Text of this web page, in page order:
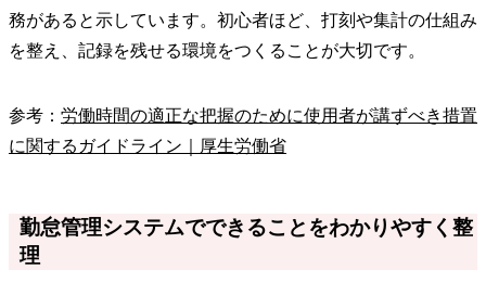
務があると示しています。初心者ほど、打刻や集計の仕組み
を整え、記録を残せる環境をつくることが大切です。
参考： 労働時間の適正な把握のために使用者が講ずべき措置
に関するガイドライン｜厚生労働省
勤怠管理システムでできることをわかりやすく整
理